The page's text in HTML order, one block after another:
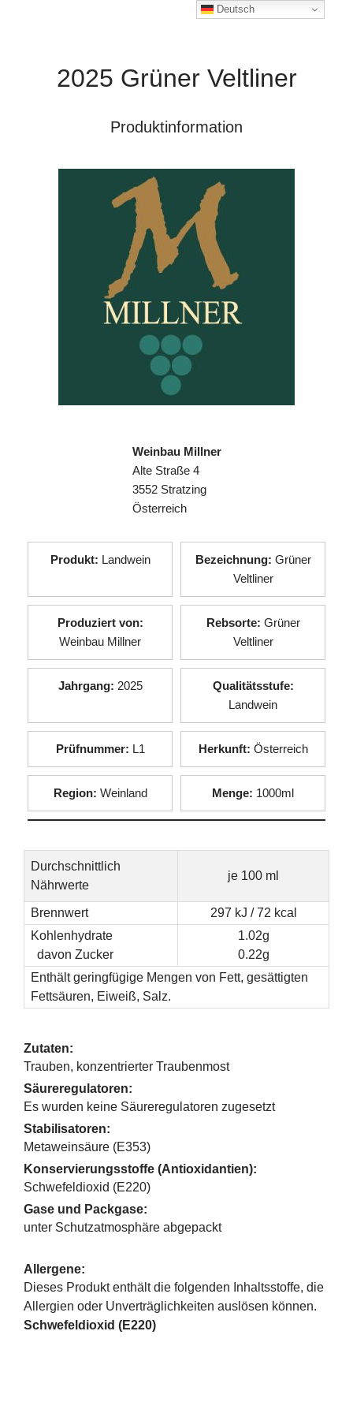
2025 Grüner Veltliner
Produktinformation
Weinbau Millner
Alte Straße 4
3552 Stratzing
Österreich
Produkt: Landwein Bezeichnung: Grüner
Veltliner
Produziert von:
Weinbau Millner
Rebsorte: Grüner
Veltliner
Jahrgang: 2025
Qualitätsstufe:
Landwein
Prüfnummer: L1 Herkunft: Österreich
Region: Weinland Menge: 1000ml
Durchschnittlich
Nährwerte
je 100 ml
Brennwert
297 kJ / 72 kcal
Kohlenhydrate
davon Zucker
1.02g
0.22g
Enthält geringfügige Mengen von Fett, gesättigten
Fettsäuren, Eiweiß, Salz.
Zutaten:
Trauben, konzentrierter Traubenmost
Säureregulatoren:
Es wurden keine Säureregulatoren zugesetzt
Stabilisatoren:
Metaweinsäure (E353)
Konservierungsstoffe (Antioxidantien):
Schwefeldioxid (E220)
Gase und Packgase:
unter Schutzatmosphäre abgepackt
Allergene:
Dieses Produkt enthält die folgenden Inhaltsstoffe, die
Allergien oder Unverträglichkeiten auslösen können.
Schwefeldioxid (E220)
Deutsch